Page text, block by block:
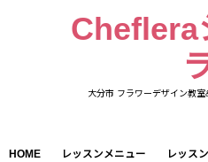
Cheflera
大分市 フラワーデザイン教
HOME レッスンメニュー レッス